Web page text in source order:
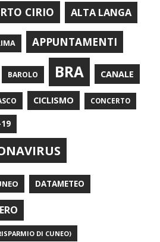
CIRIO ALTA LANGA
APPUNTAMENTI
BAROLO BRA CANALE
CICLISMO CONCERTO
DATAMETEO
DI CUNEO)